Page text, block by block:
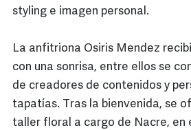
styling e imagen personal.
La anfitriona Osiris Mendez
con una sonrisa, entre ellos se
de creadores de contenidos y
tapatías. Tras la bienvenida, se
taller floral a cargo de Nacre, en